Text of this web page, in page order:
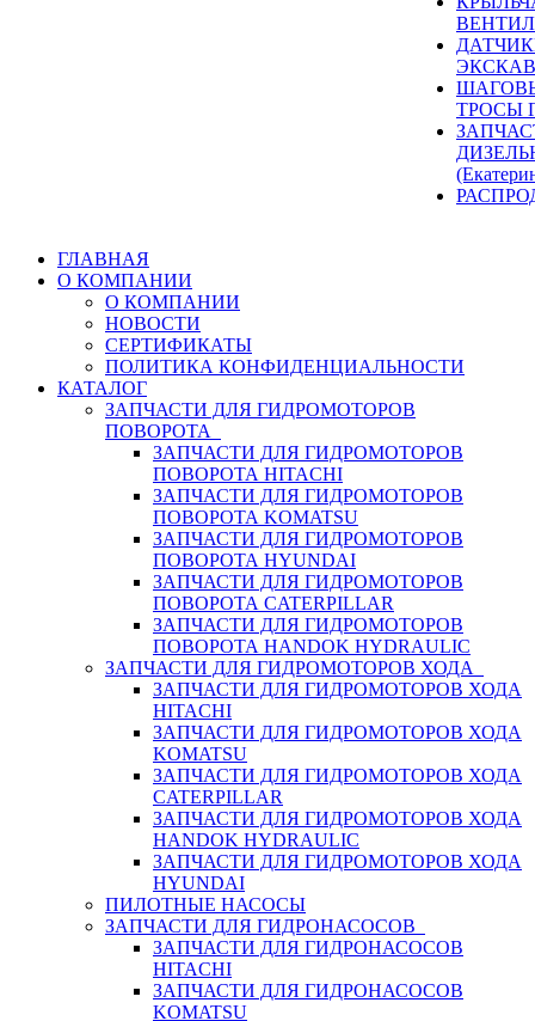
ТРОСЫ
ГЛАВНАЯ
О КОМПАНИИ
О КОМПАНИИ
НОВОСТИ
СЕРТИФИКАТЫ
ПОЛИТИКА КОНФИДЕНЦИАЛЬНОСТИ
КАТАЛОГ
ЗАПЧАСТИ ДЛЯ ГИДРОМОТОРОВ
ПОВОРОТА
ЗАПЧАСТИ ДЛЯ ГИДРОМОТОРОВ
ПОВОРОТА HITACHI
ЗАПЧАСТИ ДЛЯ ГИДРОМОТОРОВ
ПОВОРОТА KOMATSU
ЗАПЧАСТИ ДЛЯ ГИДРОМОТОРОВ
ПОВОРОТА HYUNDAI
ЗАПЧАСТИ ДЛЯ ГИДРОМОТОРОВ
ПОВОРОТА CATERPILLAR
ЗАПЧАСТИ ДЛЯ ГИДРОМОТОРОВ
ПОВОРОТА HANDOK HYDRAULIC
ЗАПЧАСТИ ДЛЯ ГИДРОМОТОРОВ ХОДА
ЗАПЧАСТИ ДЛЯ ГИДРОМОТОРОВ ХОДА
HITACHI
ЗАПЧАСТИ ДЛЯ ГИДРОМОТОРОВ ХОДА
KOMATSU
ЗАПЧАСТИ ДЛЯ ГИДРОМОТОРОВ ХОДА
CATERPILLAR
ЗАПЧАСТИ ДЛЯ ГИДРОМОТОРОВ ХОДА
HANDOK HYDRAULIC
ЗАПЧАСТИ ДЛЯ ГИДРОМОТОРОВ ХОДА
HYUNDAI
ПИЛОТНЫЕ НАСОСЫ
ЗАПЧАСТИ ДЛЯ ГИДРОНАСОСОВ
ЗАПЧАСТИ ДЛЯ ГИДРОНАСОСОВ
HITACHI
ЗАПЧАСТИ ДЛЯ ГИДРОНАСОСОВ
KOMATSU